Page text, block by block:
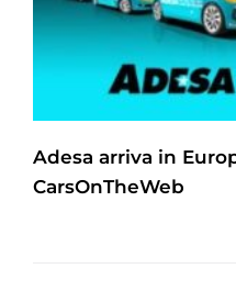
Adesa arriva in
CarsOnTheWeb